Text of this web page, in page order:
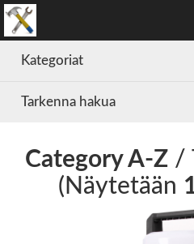
Kategoriat
Tarkenna hakua
Category A-Z /
(Näytetään